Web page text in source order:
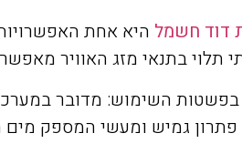
דוד חשמל היא אחת
תלוי בתנאי מזג האוויר
השימוש: מדובר
גמיש ומעשי המספק מים